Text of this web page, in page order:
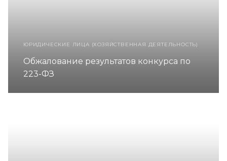
ЮРИДИЧЕСКИЕ ЛИЦА (ХОЗЯЙСТВЕННАЯ ДЕЯТЕЛЬНОСТЬ)
Обжалование результатов конкурса по
223-ФЗ